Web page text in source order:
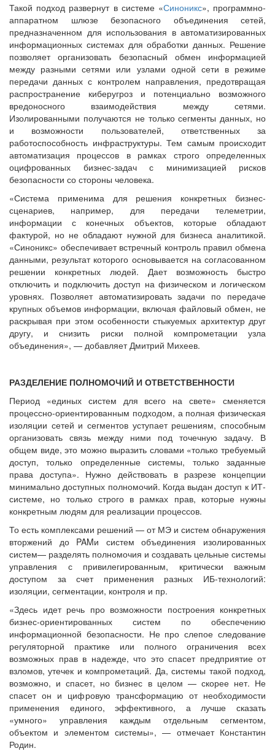
Такой подход развернут в системе «Синоникс», программно-
аппаратном шлюзе безопасного объединения сетей,
предназначенном для использования в автоматизированных
информационных системах для обработки данных. Решение
позволяет организовать безопасный обмен информацией
между разными сетями или узлами одной сети в режиме
передачи данных с контролем направления, предотвращая
распространение киберугроз и потенциально возможного
вредоносного взаимодействия между сетями.
Изолированными получаются не только сегменты данных, но
и возможности пользователей, ответственных за
работоспособность инфраструктуры. Тем самым происходит
автоматизация процессов в рамках строго определенных
оцифрованных бизнес-задач с минимизацией рисков
безопасности со стороны человека.
«Система применима для решения конкретных бизнес-
сценариев, например, для передачи телеметрии,
информации с конечных объектов, которые обладают
фактурой, но не обладают нужной для бизнеса аналитикой.
«Синоникс» обеспечивает встречный контроль правил обмена
данными, результат которого основывается на согласованном
решении конкретных людей. Дает возможность быстро
отключить и подключить доступ на физическом и логическом
уровнях. Позволяет автоматизировать задачи по передаче
крупных объемов информации, включая файловый обмен, не
раскрывая при этом особенности стыкуемых архитектур друг
другу, и снизить риски полной компрометации узла
объединения», — добавляет Дмитрий Михеев.
РАЗДЕЛЕНИЕ ПОЛНОМОЧИЙ И ОТВЕТСТВЕННОСТИ
Период «единых систем для всего на свете» сменяется
процессно-ориентированным подходом, а полная физическая
изоляции сетей и сегментов уступает решениям, способным
организовать связь между ними под точечную задачу. В
общем виде, это можно выразить словами «только требуемый
доступ, только определенные системы, только заданные
права доступа». Нужно действовать в разрезе концепции
минимально доступных полномочий. Когда выдан доступ к ИТ-
системе, но только строго в рамках прав, которые нужны
конкретным людям для реализации процессов.
То есть комплексами решений — от МЭ и систем обнаружения
вторжений до PAMи систем объединения изолированных
систем— разделять полномочия и создавать цельные системы
управления с привилегированным, критически важным
доступом за счет применения разных ИБ-технологий:
изоляции, сегментации, контроля и пр.
«Здесь идет речь про возможности построения конкретных
бизнес-ориентированных систем по обеспечению
информационной безопасности. Не про слепое следование
регуляторной практике или полного ограничения всех
возможных прав в надежде, что это спасет предприятие от
взломов, утечек и компрометаций. Да, системы такой подход,
возможно, и спасет, но бизнес в целом — скорее нет. Не
спасет он и цифровую трансформацию от необходимости
применения единого, эффективного, а лучше сказать
«умного» управления каждым отдельным сегментом,
объектом и элементом системы», — отмечает Константин
Родин.